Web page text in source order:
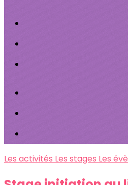
Les activités Les stages Les